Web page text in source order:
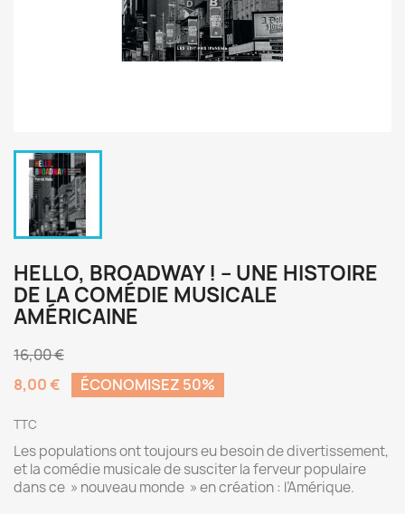
HELLO, BROADWAY ! – UNE HISTOIRE
DE LA COMÉDIE MUSICALE
AMÉRICAINE
16,00 €
8,00 €
ÉCONOMISEZ 50%
TTC
Les populations ont toujours eu besoin de divertissement,
et la comédie musicale de susciter la ferveur populaire
dans ce » nouveau monde » en création : l’Amérique.